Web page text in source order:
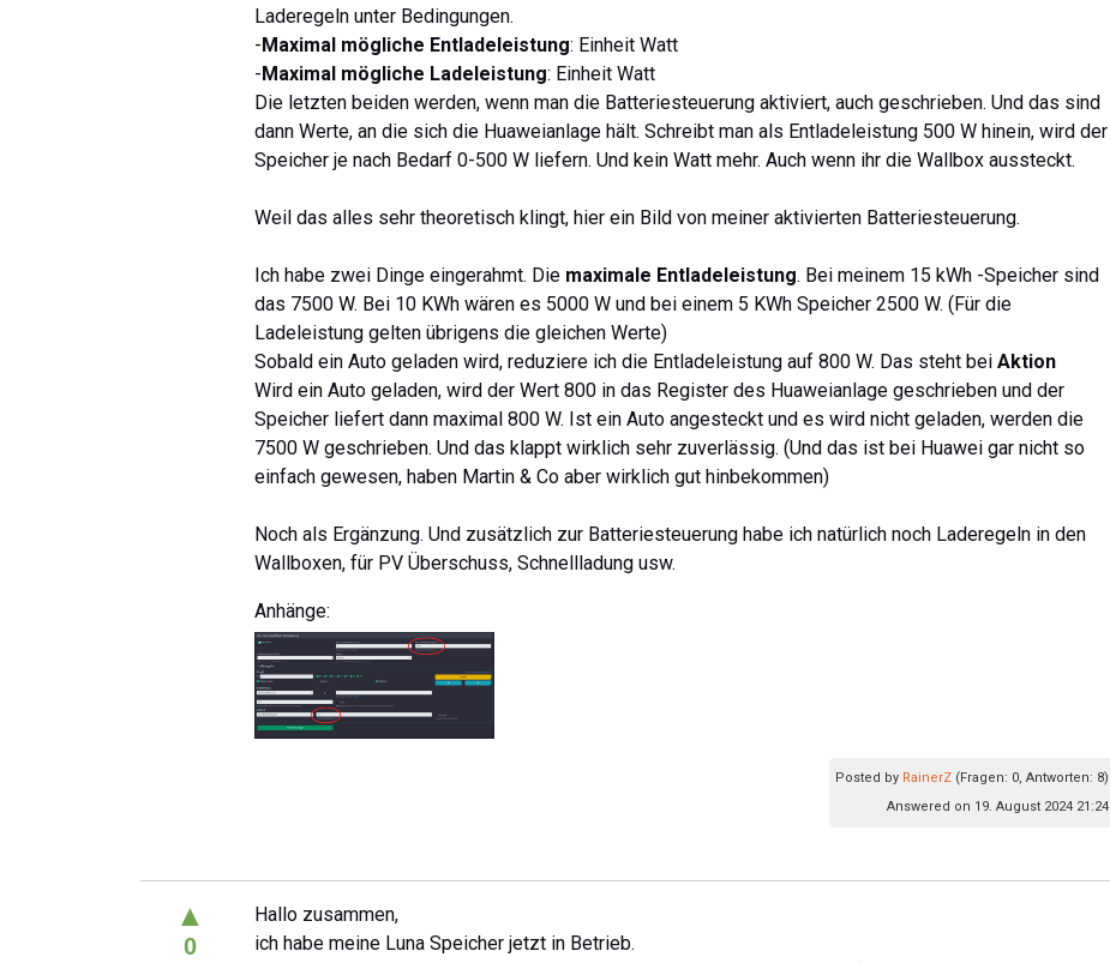
Laderegeln unter Bedingungen.
-Maximal mögliche Entladeleistung: Einheit Watt
-Maximal mögliche Ladeleistung: Einheit Watt
Die letzten beiden werden, wenn man die Batteriesteuerung aktiviert, auch geschrieben. Und das sind
dann Werte, an die sich die Huaweianlage hält. Schreibt man als Entladeleistung 500 W hinein, wird der
Speicher je nach Bedarf 0-500 W liefern. Und kein Watt mehr. Auch wenn ihr die Wallbox aussteckt.
Weil das alles sehr theoretisch klingt, hier ein Bild von meiner aktivierten Batteriesteuerung.
Ich habe zwei Dinge eingerahmt. Die maximale Entladeleistung. Bei meinem 15 kWh -Speicher sind
das 7500 W. Bei 10 KWh wären es 5000 W und bei einem 5 KWh Speicher 2500 W. (Für die
Ladeleistung gelten übrigens die gleichen Werte)
Sobald ein Auto geladen wird, reduziere ich die Entladeleistung auf 800 W. Das steht bei Aktion
Wird ein Auto geladen, wird der Wert 800 in das Register des Huaweianlage geschrieben und der
Speicher liefert dann maximal 800 W. Ist ein Auto angesteckt und es wird nicht geladen, werden die
7500 W geschrieben. Und das klappt wirklich sehr zuverlässig. (Und das ist bei Huawei gar nicht so
einfach gewesen, haben Martin & Co aber wirklich gut hinbekommen)
Noch als Ergänzung. Und zusätzlich zur Batteriesteuerung habe ich natürlich noch Laderegeln in den
Wallboxen, für PV Überschuss, Schnellladung usw.
Anhänge:
Posted by RainerZ (Fragen: 0, Antworten: 8)
Answered on 19. August 2024 21:24
▲
0
Hallo zusammen,
ich habe meine Luna Speicher jetzt in Betrieb.